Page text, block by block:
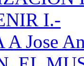
I.-
A Jose